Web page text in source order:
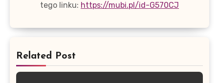
tego linku: https://mubi.pl/id-G570CJ
Related Post